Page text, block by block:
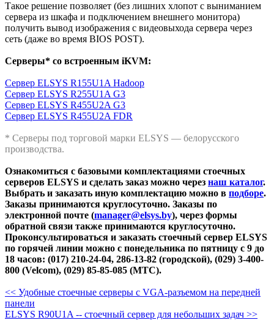
Такое решение позволяет (без лишних хлопот с выниманием
сервера из шкафа и подключением внешнего монитора)
получить вывод изображения с видеовыхода сервера через
сеть (даже во время BIOS POST).
Серверы* со встроенным iKVM:
Сервер ELSYS R155U1A Hadoop
Сервер ELSYS R255U1A G3
Сервер ELSYS R455U2A G3
Сервер ELSYS R455U2A FDR
* Серверы под торговой марки ELSYS — белорусского
производства.
Ознакомиться с базовыми комплектациями стоечных
серверов ELSYS и сделать заказ можно через наш каталог.
Выбрать и заказать иную комплектацию можно в подборе.
Заказы принимаются круглосуточно. Заказы по
электронной почте (manager@elsys.by), через формы
обратной связи также принимаются круглосуточно.
Проконсультироваться и заказать стоечный сервер ELSYS
по горячей линии можно с понедельника по пятницу с 9 до
18 часов: (017) 210-24-04, 286-13-82 (городской), (029) 3-400-
800 (Velcom), (029) 85-85-085 (МТС).
<< Удобные стоечные серверы с VGA-разъемом на передней
панели
ELSYS R90U1A -- cтоечный сервер для небольших задач >>